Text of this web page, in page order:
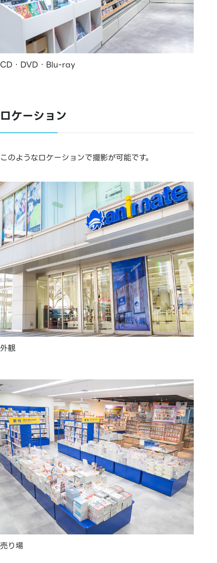
CD・DVD・Blu-ray
ロケーション
このようなロケーションで撮影が可能です。
外観
売り場